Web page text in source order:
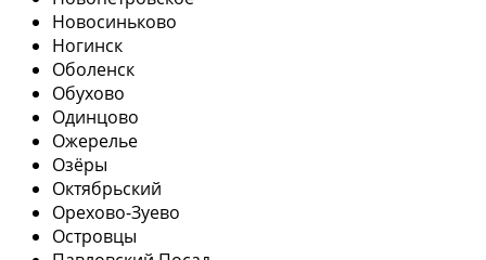
Новосиньково
Ногинск
Оболенск
Обухово
Одинцово
Ожерелье
Озёры
Октябрьский
Орехово-Зуево
Островцы